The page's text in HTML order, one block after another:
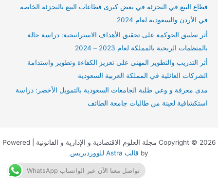
قطاع البيع في التجزئة في بعض كبرى قطاعات البيع بالتجزئة الخاصة
في الأردن والسعودية لعام 2024
أثر تطبيق الحوكمة على تحقيق الأهداف الاستراتيجية: دراسة حالة
بالمنظمات الربحية بالمملكة لعام 2023 – 2024
أثر التدريب والتطوير المهني على تعزيز الكفاءة وتطوير واستدامة
الشركات العائلية في المملكة العربية السعودية
مدى معرفة و وعي طلبة الجامعات السعودية بالتمويل الأخضر: دراسة
استكشافية لعينة من طالبات جامعة الطائف
Copyright © 2026 مجلة العلوم الاقتصادية و الإدارية و القانونية | Powered
by قالب Astra للووردبريس
تواصل معنا الآن عبر الواتساب WhatsApp